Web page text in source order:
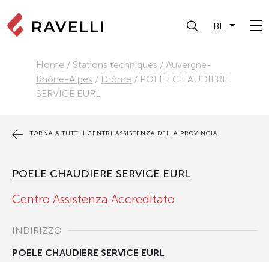
BL
Home / Stations techniques / Auvergne-
Rhône-Alpes / Drôme / POELE CHAUDIERE
SERVICE EURL
TORNA A TUTTI I CENTRI ASSISTENZA DELLA PROVINCIA
POELE CHAUDIERE SERVICE EURL
Centro Assistenza Accreditato
INDIRIZZO
POELE CHAUDIERE SERVICE EURL